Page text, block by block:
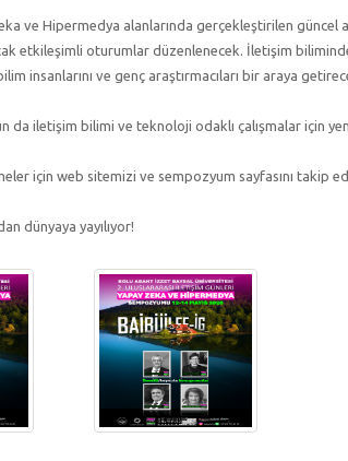
ve Hipermedya alanlarında gerçekleştirilen güncel
etkileşimli oturumlar düzenlenecek. İletişim
insanlarını ve genç araştırmacıları bir araya
da iletişim bilimi ve teknoloji odaklı çalışmalar için
için web sitemizi ve sempozyum sayfasını takip
dünyaya yayılıyor!